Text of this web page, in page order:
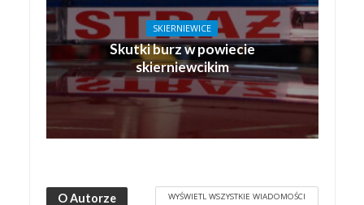
SKIERNIEWICE
Skutki burz w powiecie
skierniewcikim
O Autorze WYŚWIETL WSZYSTKIE WIADOMOŚCI